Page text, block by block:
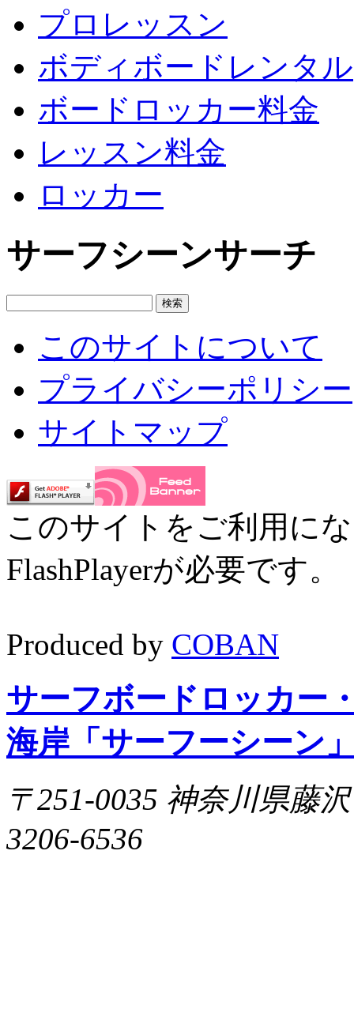
プロレッスン
ボディボードレンタル
ボードロッカー料金
レッスン料金
ロッカー
サーフシーンサーチ
このサイトについて
プライバシーポリシー
サイトマップ
このサイトをご利用に
FlashPlayerが必要です
Produced by COBAN
サーフボードロッカー
海岸「サーフーシーン
〒251-0035 神奈川県藤
3206-6536